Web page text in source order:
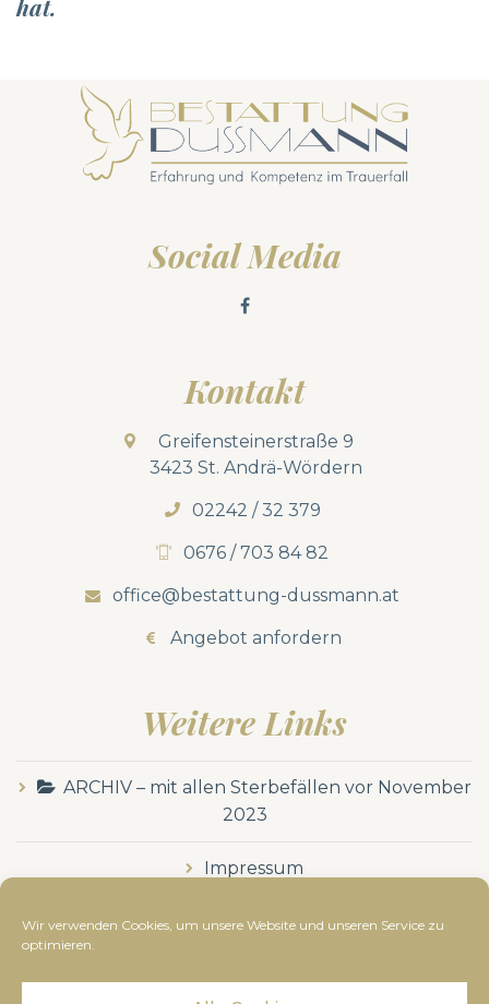
Wir verwenden Cookies, um unsere Website und unseren Service zu
optimieren.
hat.
Social Media
Kontakt
Greifensteinerstraße 9
3423 St. Andrä-Wördern
02242 / 32 379
0676 / 703 84 82
office@bestattung-dussmann.at
Angebot anfordern
Weitere Links
ARCHIV – mit allen Sterbefällen vor November
2023
Impressum
Datenschutzerklärung